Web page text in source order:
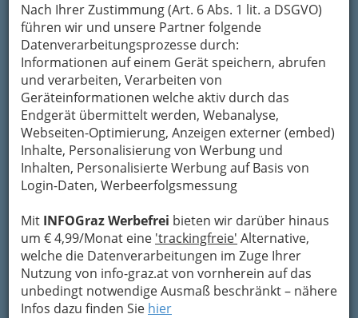
Nach Ihrer Zustimmung (Art. 6 Abs. 1 lit. a DSGVO)
führen wir und unsere Partner folgende
Datenverarbeitungsprozesse durch:
Informationen auf einem Gerät speichern, abrufen
und verarbeiten, Verarbeiten von
Geräteinformationen welche aktiv durch das
Endgerät übermittelt werden, Webanalyse,
Webseiten-Optimierung, Anzeigen externer (embed)
Inhalte, Personalisierung von Werbung und
Inhalten, Personalisierte Werbung auf Basis von
Login-Daten, Werbeerfolgsmessung
Mit INFOGraz Werbefrei bieten wir darüber hinaus
um € 4,99/Monat eine 'trackingfreie' Alternative,
welche die Datenverarbeitungen im Zuge Ihrer
Nutzung von info-graz.at von vornherein auf das
unbedingt notwendige Ausmaß beschränkt – nähere
Infos dazu finden Sie hier
Wichtige Locations